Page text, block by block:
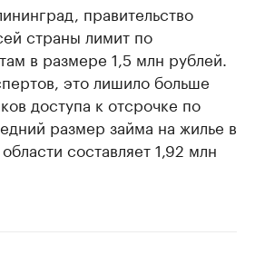
правительство
страны лимит по
в размере 1,5 млн рублей.
это лишило больше
доступа к отсрочке по
размер займа на жилье в
составляет 1,92 млн